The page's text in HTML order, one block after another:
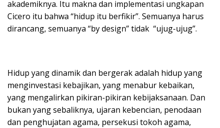
akademiknya. Itu makna dan implementasi ungkapan
Cicero itu bahwa “hidup itu berfikir”. Semuanya harus
dirancang, semuanya “by design” tidak “ujug-ujug”.
Hidup yang dinamik dan bergerak adalah hidup yang
menginvestasi kebajikan, yang menabur kebaikan,
yang mengalirkan pikiran-pikiran kebijaksanaan. Dan
bukan yang sebaliknya, ujaran kebencian, penodaan
dan penghujatan agama, persekusi tokoh agama,